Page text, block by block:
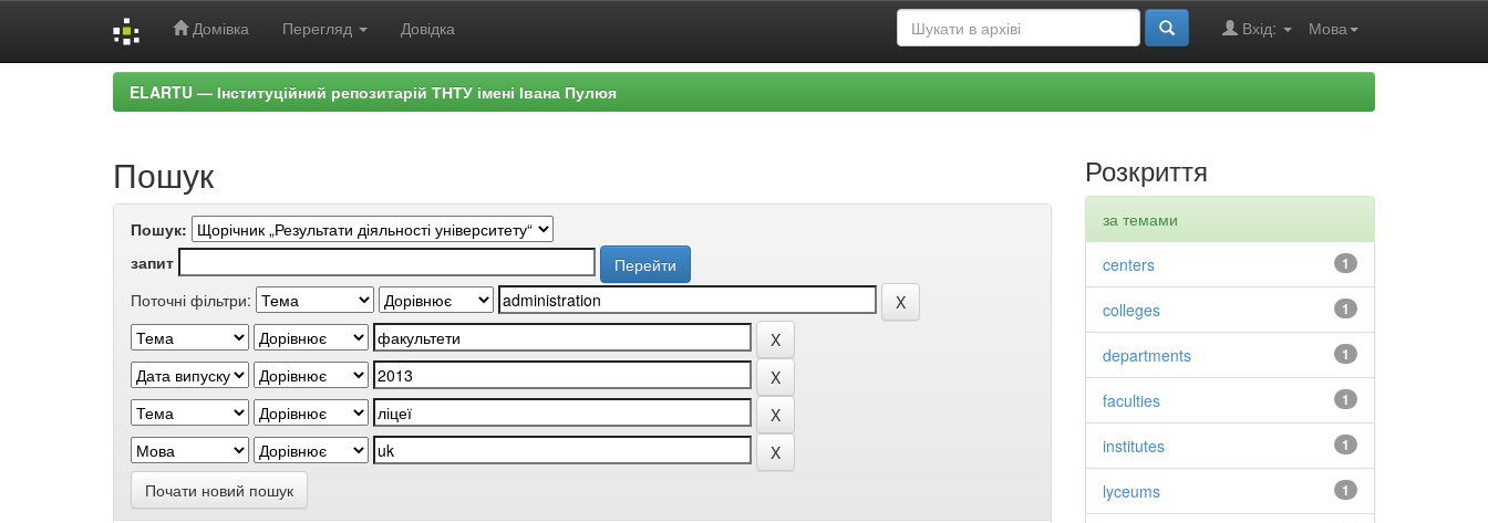
Домівка Перегляд Довідка Мова
Вхід:
ELARTU — Інституційний репозитарій ТНТУ імені Івана Пулюя
Пошук
Пошук:
запит
Поточні фільтри:
Почати новий пошук
Розкриття
за темами
1
centers
1
colleges
1
departments
1
faculties
1
institutes
1
lyceums